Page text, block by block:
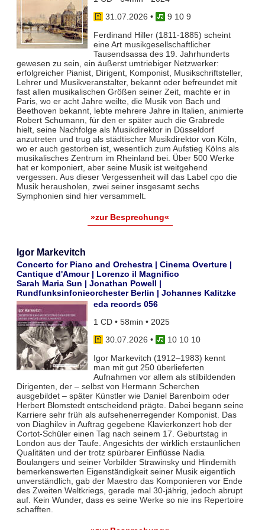
31.07.2026 •
9 10 9
Ferdinand Hiller (1811-1885) scheint
eine Art musikgesellschaftlicher
Tausendsassa des 19. Jahrhunderts
gewesen zu sein, ein äußerst umtriebiger Netzwerker:
erfolgreicher Pianist, Dirigent, Komponist, Musikschriftsteller,
Lehrer und Musikveranstalter, bekannt oder befreundet mit
fast allen musikalischen Größen seiner Zeit, machte er in
Paris, wo er acht Jahre weilte, die Musik von Bach und
Beethoven bekannt, lebte mehrere Jahre in Italien, animierte
Robert Schumann, für den er später auch die Grabrede
hielt, seine Nachfolge als Musikdirektor in Düsseldorf
anzutreten und trug als städtischer Musikdirektor von Köln,
wo er auch gestorben ist, wesentlich zum Aufstieg Kölns als
musikalisches Zentrum im Rheinland bei. Über 500 Werke
hat er komponiert, aber seine Musik ist weitgehend
vergessen. Aus dieser Vergessenheit will das Label cpo die
Musik herausholen, zwei seiner insgesamt sechs
Symphonien sind hier versammelt.
»zur Besprechung«
Igor Markevitch
Concerto for Piano and Orchestra | Cinema Overture |
Cantique d'Amour | Lorenzo il Magnifico
Sarah Maria Sun | Jonathan Powell |
Rundfunksinfonieorchester Berlin | Johannes Kalitzke
eda records 056
1 CD • 58min • 2025
30.07.2026 •
10 10 10
Igor Markevitch (1912–1983) kennt
man mit gut 250 überlieferten
Aufnahmen vor allem als stilbildenden
Dirigenten, der – selbst von Hermann Scherchen
ausgebildet – später Künstler wie Daniel Barenboim oder
Herbert Blomstedt entscheidend prägte. Dabei begann seine
Karriere sehr früh als aufsehenerregender Komponist. Das
von Diaghilev in Auftrag gegebene Klavierkonzert hob der
Cortot-Schüler einen Tag nach seinem 17. Geburtstag in
London aus der Taufe. Angesichts der wirklich erstaunlichen
Qualitäten und der trotz spürbarer Einflüsse Nadia
Boulangers und seiner Vorbilder Strawinsky und Hindemith
bemerkenswerten Eigenständigkeit seiner Musik eigentlich
unverständlich, gab der Maestro das Komponieren vor Ende
des Zweiten Weltkriegs, gerade mal 30-jährig, jedoch abrupt
auf. Kein Wunder, dass es seine Werke so nie ins Repertoire
schafften.